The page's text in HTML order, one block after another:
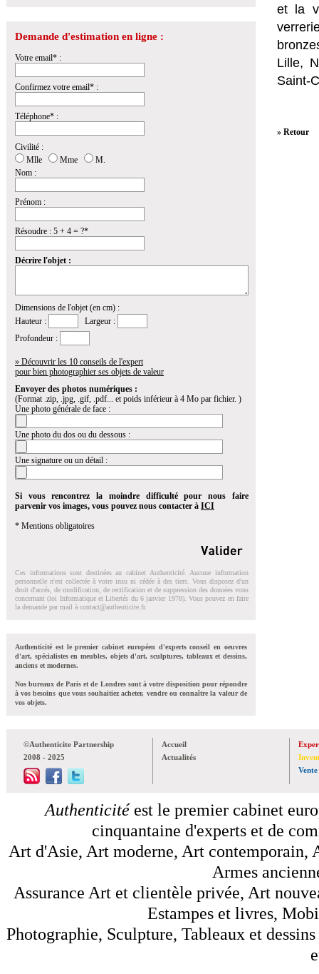
Demande d'estimation en ligne :
Votre email* :
Confirmez votre email* :
Téléphone* :
Civilité :
Mlle
Mme
M.
Nom :
Prénom :
Résoudre : 5 + 4 = ?*
Décrire l'objet :
Dimensions de l'objet (en cm) :
Hauteur :
Largeur :
Profondeur :
» Découvrir les 10 conseils de l'expert
pour bien photographier ses objets de valeur
Envoyer des photos numériques :
(Format .zip, .jpg, .gif, .pdf... et poids inférieur à 4 Mo par fichier. )
Une photo générale de face :
Une photo du dos ou du dessous :
Une signature ou un détail :
Si vous rencontrez la moindre difficulté pour nous faire
parvenir vos images, vous pouvez nous contacter à ICI
* Mentions obligatoires
Ces informations sont destinées au cabinet Authenticité. Aucune information
personnelle n'est collectée à votre insu ni cédée à des tiers. Vous disposez d'un
droit d'accés, de modification, de rectification et de suppression des données vous
concernant (loi Informatique et Libertés du 6 janvier 1978). Vous pouvez en faire
la demande par mail à contact@authenticite.fr.
Authenticité est le premier cabinet européen d'experts conseil en oeuvres
d'art, spécialistes en meubles, objets d'art, sculptures, tableaux et dessins,
anciens et modernes.
Nos bureaux de Paris et de Londres sont à votre disposition pour répondre
à vos besoins que vous souhaitiez acheter, vendre ou connaître la valeur de
vos objets.
et la
Lille,
Saint-
» Retour
©Authenticite Partnership
2008 - 2025
Accueil
Actualités
Vente
Authenticitéest le premier cabinet
cinquantaine d'experts et de
Art d'Asie, Art moderne, Art contemporain,
Armes
Assurance Art et clientèle privée, Art
Estampes et livres,
Photographie, Sculpture, Tableaux et